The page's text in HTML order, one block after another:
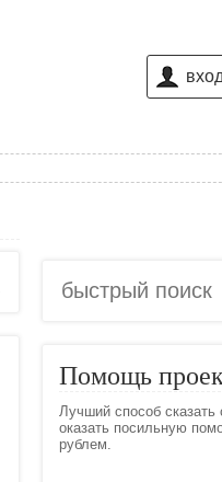
вход
Помощь
Лучший способ сказать
оказать посильную
рублем.